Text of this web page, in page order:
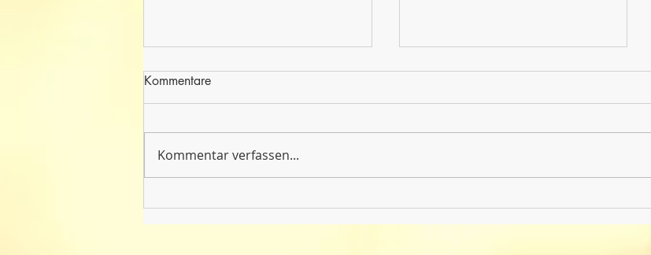
Englisch Theater 3. + 4.
Klassen
Erfolg beim VCÖ-
Projektwettbewerb „Green
Kommentare
Kommentar verfassen...